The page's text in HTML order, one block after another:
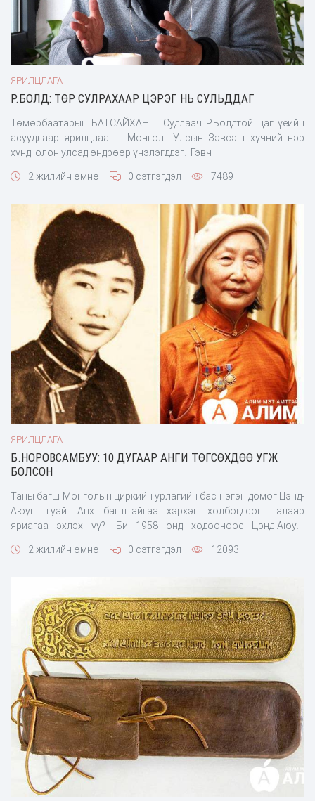
ЯРИЛЦЛАГА
Р.БОЛД: ТӨР СУЛРАХААР ЦЭРЭГ НЬ СУЛЬДДАГ
Төмөрбаатарын БАТСАЙХАН Судлаач Р.Болдтой цаг үеийн
асуудлаар ярилцлаа. -Монгол Улсын Зэвсэгт хүчний нэр
хүнд олон улсад өндрөөр үнэлэгддэг. Гэвч
2 жилийн өмнө 0 сэтгэгдэл 7489
ЯРИЛЦЛАГА
Б.НОРОВСАМБУУ: 10 ДУГААР АНГИ ТӨГСӨХДӨӨ УГЖ
БОЛСОН
Таны багш Монголын циркийн урлагийн бас нэгэн домог Цэнд-
Аюуш гуай. Анх багштайгаа хэрхэн холбогдсон талаар
яриагаа эхлэх үү? -Би 1958 онд хөдөөнөөс Цэнд-Аюуш
багш намайг аваад, тэр хоорондоо би гологдчихсон. Яагаад
2 жилийн өмнө 0 сэтгэгдэл 12093